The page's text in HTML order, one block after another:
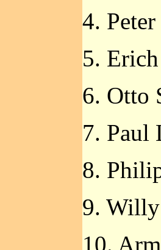
4.
5.
6. Otto
7. Paul
8.
9.
10.